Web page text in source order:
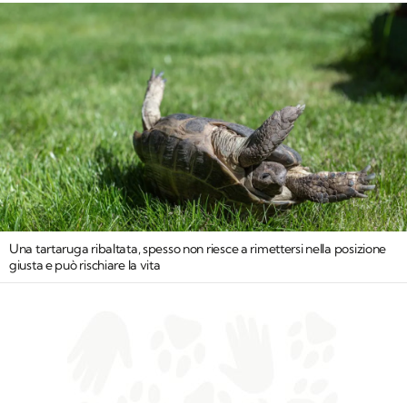
Una tartaruga ribaltata, spesso non riesce a rimettersi nella posizione
giusta e può rischiare la vita